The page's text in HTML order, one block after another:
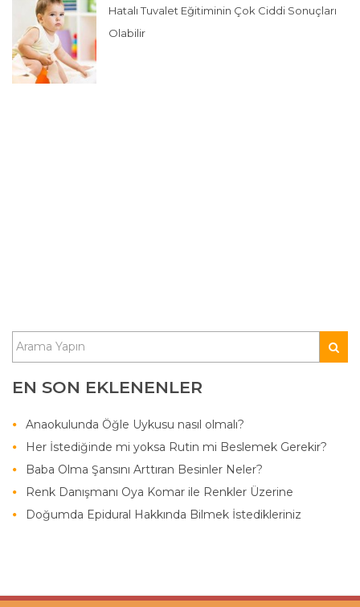
Hatalı Tuvalet Eğitiminin Çok Ciddi Sonuçları
Olabilir
EN SON EKLENENLER
Anaokulunda Öğle Uykusu nasıl olmalı?
Her İstediğinde mi yoksa Rutin mi Beslemek Gerekir?
Baba Olma Şansını Arttıran Besinler Neler?
Renk Danışmanı Oya Komar ile Renkler Üzerine
Doğumda Epidural Hakkında Bilmek İstedikleriniz